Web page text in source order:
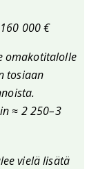
000 €
omakotitalolle
tosiaan
≈ 2 250–3
vielä lisätä